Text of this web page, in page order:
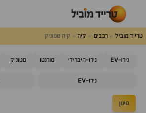
טרייד מוביל רכבים קיה קיה סטוניק
נירו-EV נירו-היברידי סורנטו סטוניק
נירו-EV
סינון